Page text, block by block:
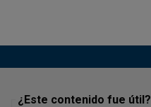
¿Este contenido fue útil?